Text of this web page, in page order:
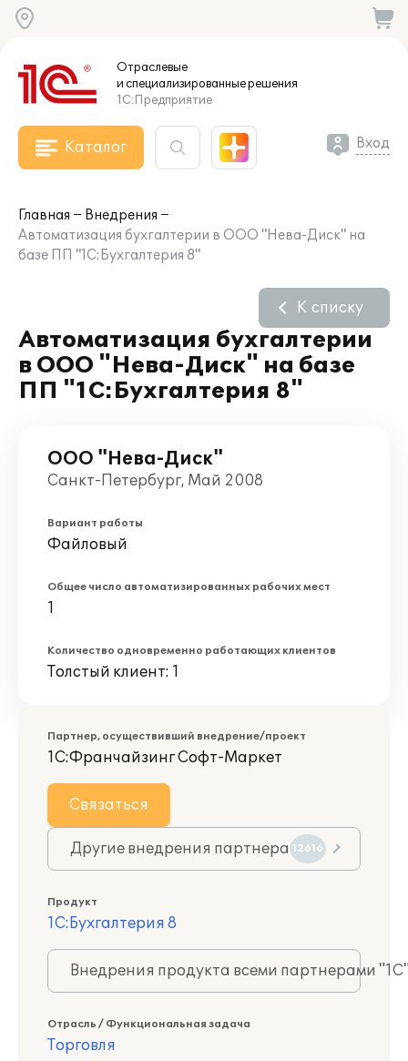
Отраслевые
и специализированныерешения
1С:Предприятие
Каталог Вход
Главная
Внедрения
Автоматизация бухгалтерии в ООО "Нева-Диск" на
базе ПП "1С:Бухгалтерия 8"
Автоматизация бухгалтерии
в ООО "Нева-Диск" на базе
ПП "1С:Бухгалтерия 8"
К списку
ООО "Нева-Диск"
Санкт-Петербург, Май 2008
Вариант работы
Файловый
Общее число автоматизированных рабочих мест
1
Количество одновременно работающих клиентов
Толстый клиент: 1
Партнер, осуществивший внедрение/проект
1С:Франчайзинг Софт-Маркет
Связаться
Другие внедрения партнера 12616
Продукт
1С:Бухгалтерия 8
Внедрения продукта всеми партнерами
Отрасль / Функциональная задача
Торговля